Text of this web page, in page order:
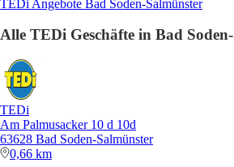
TEDi Angebote Bad Soden-Salmünster
Alle TEDi Geschäfte in Bad
TEDi
Am Palmusacker 10 d 10d
63628 Bad Soden-Salmünster
0,66 km